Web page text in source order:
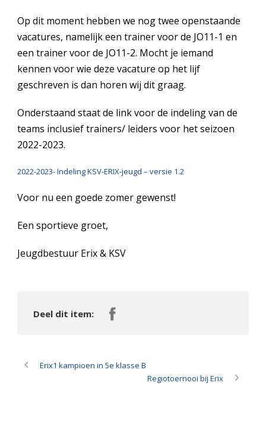
Op dit moment hebben we nog twee openstaande
vacatures, namelijk een trainer voor de JO11-1 en
een trainer voor de JO11-2. Mocht je iemand
kennen voor wie deze vacature op het lijf
geschreven is dan horen wij dit graag.
Onderstaand staat de link voor de indeling van de
teams inclusief trainers/ leiders voor het seizoen
2022-2023.
2022-2023- Indeling KSV-ERIX-jeugd – versie 1.2
Voor nu een goede zomer gewenst!
Een sportieve groet,
Jeugdbestuur Erix & KSV
Deel dit item:
Erix1 kampioen in 5e klasse B
Regiotoernooi bij Erix